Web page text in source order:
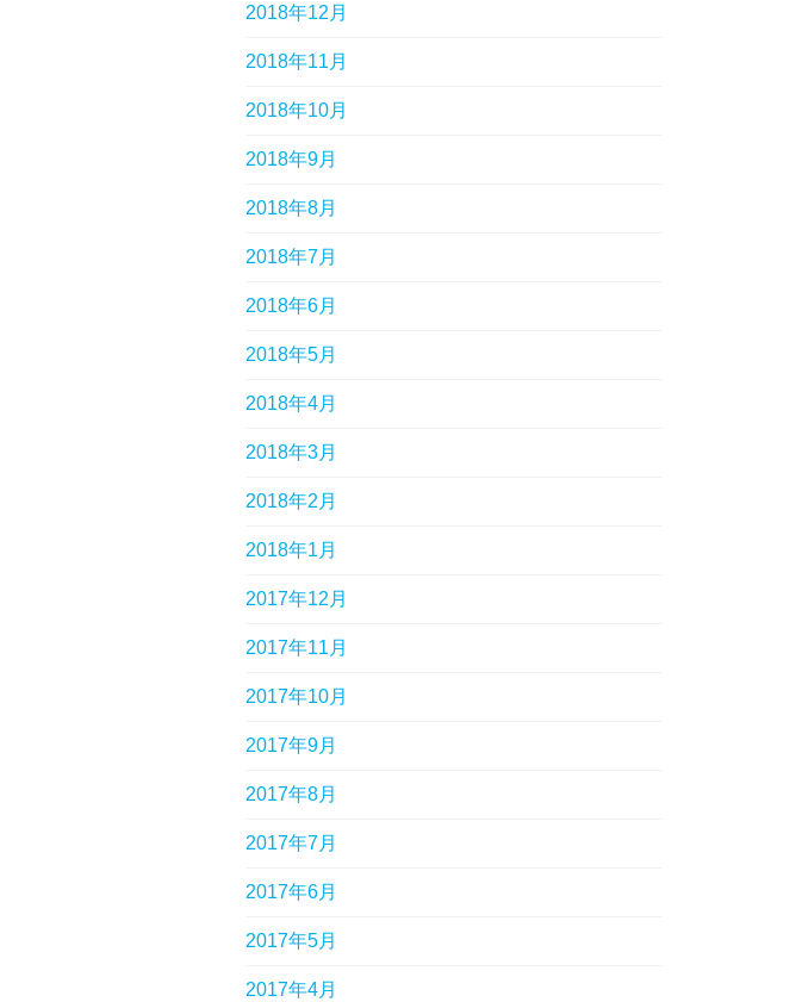
2018年12月
2018年11月
2018年10月
2018年9月
2018年8月
2018年7月
2018年6月
2018年5月
2018年4月
2018年3月
2018年2月
2018年1月
2017年12月
2017年11月
2017年10月
2017年9月
2017年8月
2017年7月
2017年6月
2017年5月
2017年4月